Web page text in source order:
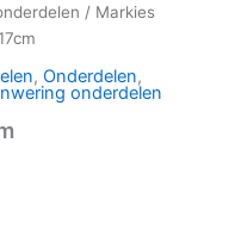
/ Markies
, Onderdelen,
onderdelen